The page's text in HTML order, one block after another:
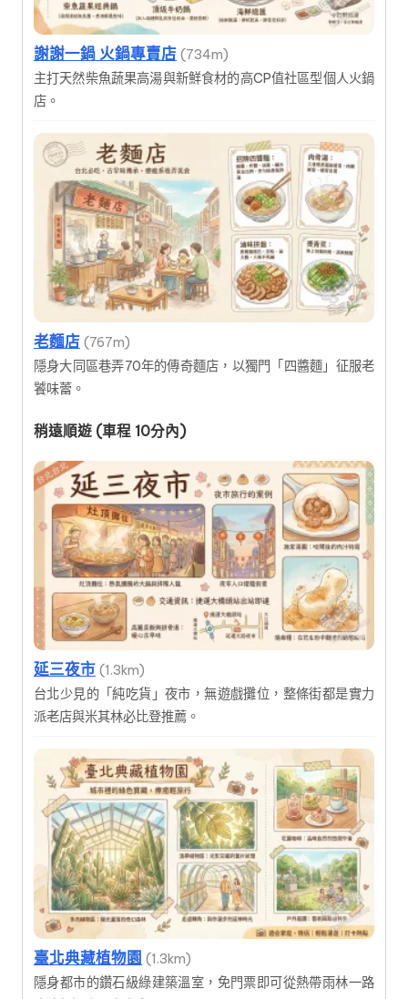
謝謝一鍋 火鍋專賣店 (734m)
主打天然柴魚蔬果高湯與新鮮食材的高CP值社區型個人火鍋
店。
老麵店 (767m)
隱身大同區巷弄70年的傳奇麵店，以獨門「四醬麵」征服老
饕味蕾。
稍遠順遊 (車程 10分內)
延三夜市 (1.3km)
台北少見的「純吃貨」夜市，無遊戲攤位，整條街都是實力
派老店與米其林必比登推薦。
臺北典藏植物園 (1.3km)
隱身都市的鑽石級綠建築溫室，免門票即可從熱帶雨林一路